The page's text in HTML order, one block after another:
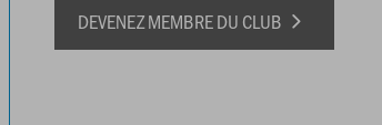
DEVENEZ MEMBRE DU CLUB